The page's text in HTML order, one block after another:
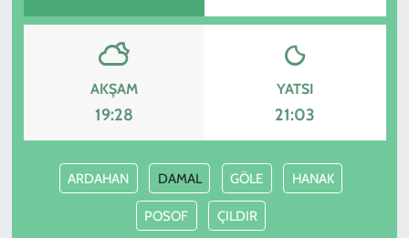
AKŞAM
19:28
YATSI
21:03
ARDAHAN DAMAL GÖLE HANAK
POSOF ÇILDIR